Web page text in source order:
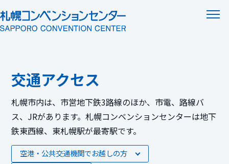
交通アクセス
札幌市内は、市営地下鉄3路線のほか、市電、路線バ
ス、JRがあります。札幌コンベンションセンターは地下
鉄東西線、東札幌駅が最寄駅です。
空港・公共交通機関でお越しの方
お知らせ イベント情報